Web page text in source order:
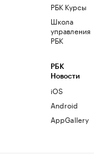
РБК Курсы
Школа
управления
РБК
РБК
Новости
iOS
Android
AppGallery